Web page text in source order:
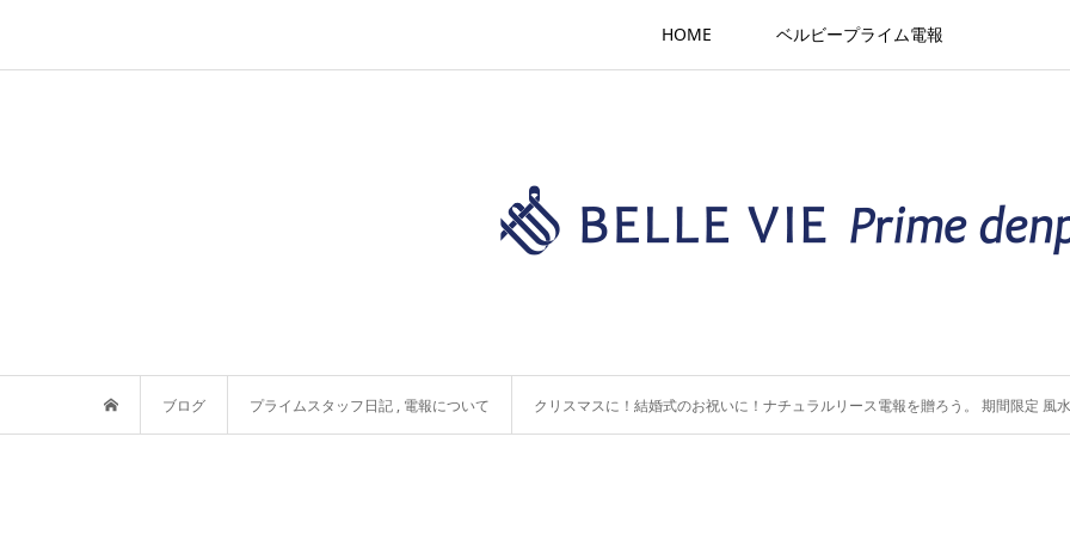
HOME ベルビープライム電報
ブログ プライムスタッフ日記 , 電報について クリスマスに！結婚式のお祝いに！ナチュラルリース電報を贈ろう。 期間限定 風